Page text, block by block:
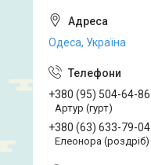
Одеса, Україна
+380 (95) 504-64-86
Артур (гурт)
+380 (63) 633-79-04
Елеонора (роздріб)